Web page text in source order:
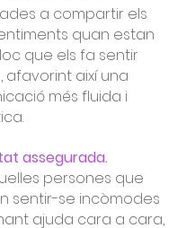
a compartir els
quan estan
que els fa sentir
afavorint així una
més fluida i
assegurada.
persones que
sentir-se incòmodes
ajuda cara a cara,